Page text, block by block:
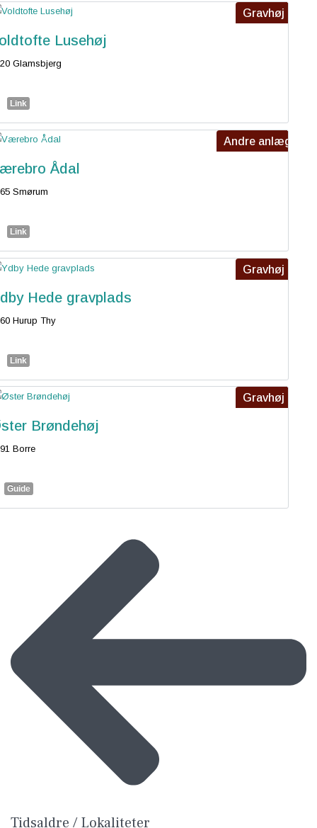
Gravhøj
Lusehøj
Glamsbjerg
Link
Andre anlæg
Ådal
Smørum
Link
Gravhøj
Hede gravplads
Hurup Thy
Link
Gravhøj
Brøndehøj
Borre
Guide
Tidsaldre / Lokaliteter